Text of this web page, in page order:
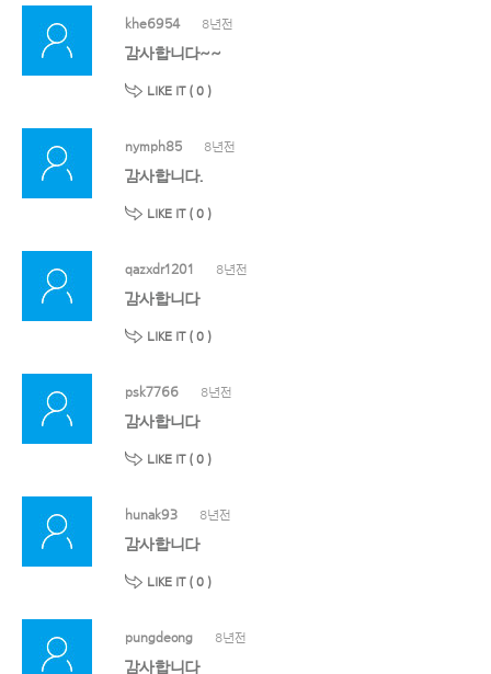
khe6954 8년전
감사합니다~~
LIKE IT ( 0 )
nymph85 8년전
감사합니다.
LIKE IT ( 0 )
qazxdr1201 8년전
감사합니다
LIKE IT ( 0 )
psk7766 8년전
감사합니다
LIKE IT ( 0 )
hunak93 8년전
감사합니다
LIKE IT ( 0 )
pungdeong 8년전
감사합니다